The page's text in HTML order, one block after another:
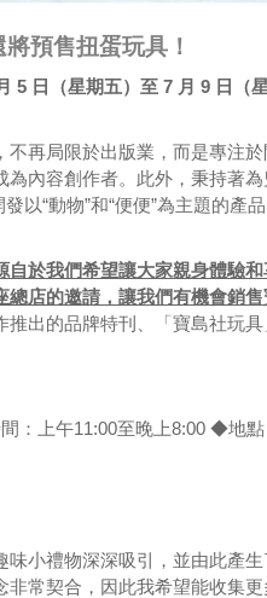
預售扭蛋玩具！
5 日（星期五）至 7 月 9 日（
再局限於出版業，而是專注於
容創作者。此外，秉持著為
以“動物”和“便便”為主題的產
於我們希望讓大家親身體驗
店的邀請，讓我們有機會銷售
出的品牌特刊、「寶島社玩
：上午11:00至晚上8:00 ◆地
小禮物深深吸引，並由此產
常契合，因此我希望能收集